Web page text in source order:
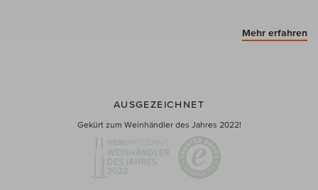
Mehr erfahren
AUSGEZEICHNET
Gekürt zum Weinhändler des Jahres 2022!